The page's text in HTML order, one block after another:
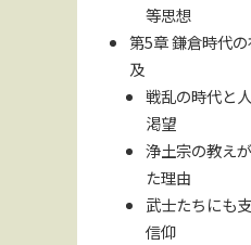
等思想
第5章 鎌倉時代
及
戦乱の時代と
渇望
浄土宗の教え
た理由
武士たちにも
信仰